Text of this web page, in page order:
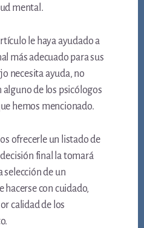
mental.
le haya ayudado a
más adecuado para sus
necesita ayuda, no
de los psicólogos
hemos mencionado.
ofrecerle un listado de
final la tomará
selección de un
con cuidado,
calidad de los